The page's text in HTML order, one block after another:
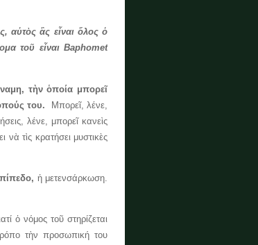
αὐτὸς ἂς εἶναι ὅλος ὁ
τοῦ εἶναι Baphomet
τὴν ὁποία μπορεῖ
του.
Μπορεῖ, λένε,
λένε, μπορεῖ κανεὶς
τὶς κρατήσει μυστικὲς
ἡ μετενσάρκωση.
νόμος τοῦ στηρίζεται
τὴν προσωπική του